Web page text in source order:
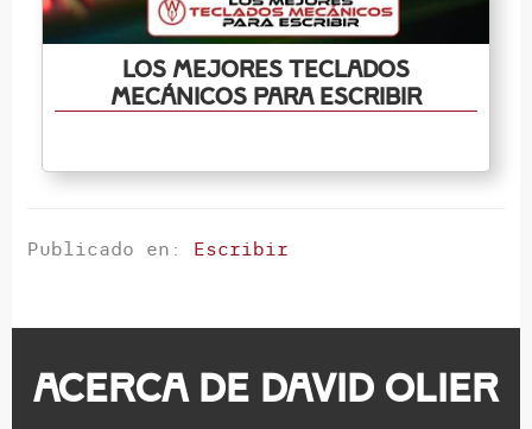
Los mejores teclados
mecánicos para escribir
Publicado en: Escribir
Acerca de David Olier